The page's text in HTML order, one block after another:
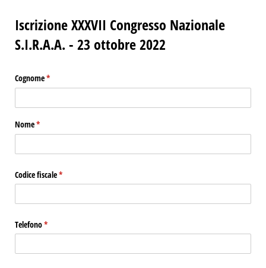
Iscrizione XXXVII Congresso Nazionale
S.I.R.A.A. - 23 ottobre 2022
Cognome*
(richiesto)
Nome*
(richiesto)
Codice fiscale*
(richiesto)
Telefono*
(richiesto)